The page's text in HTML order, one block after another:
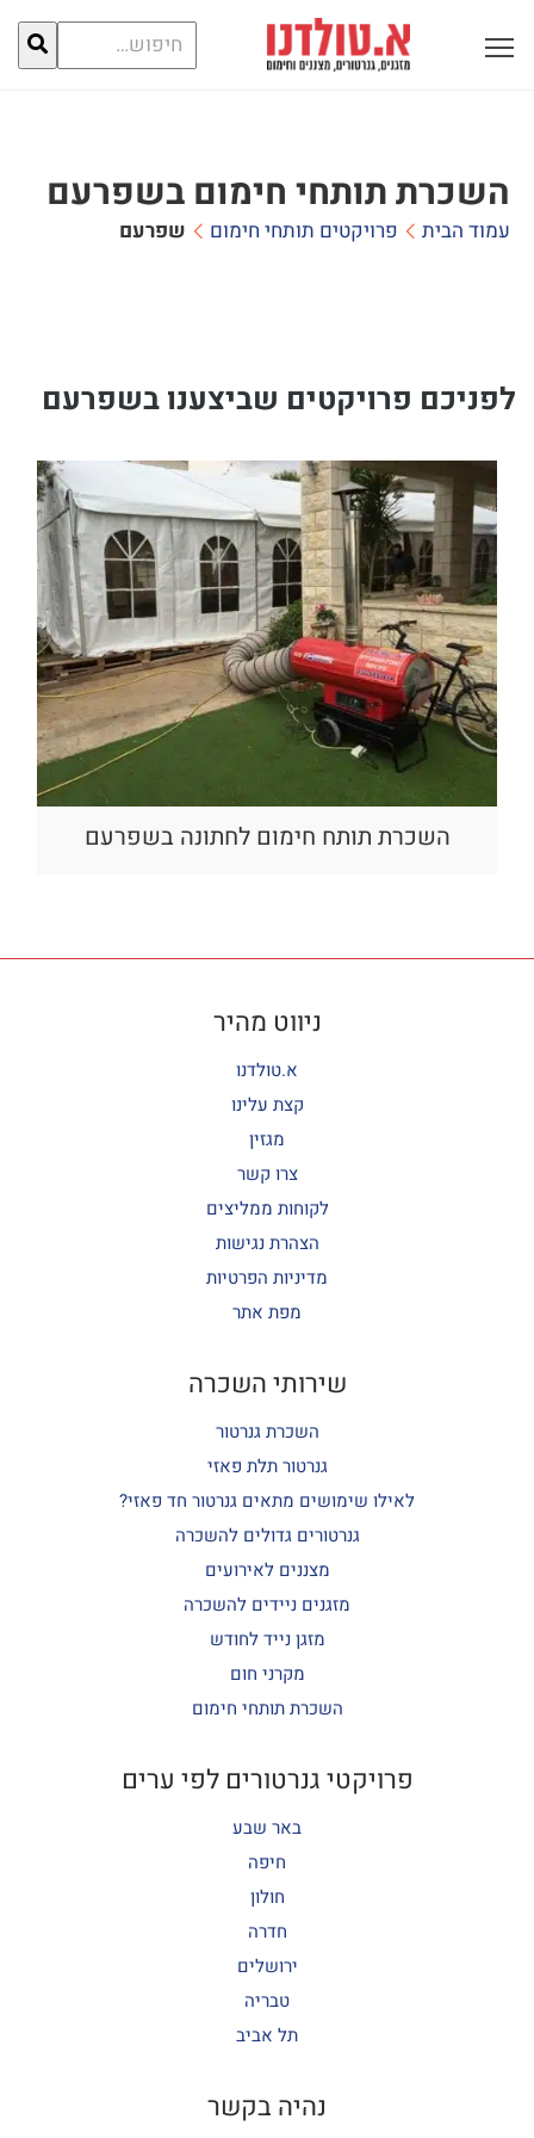
חיפוש
עבור:
פתח תפריט ראשי לתצוגה
השכרת תותחי חימום בשפרעם
עמוד הבית פרויקטים תותחי חימום שפרעם
לפניכם פרויקטים שביצענו בשפרעם
השכרת תותח חימום לחתונה בשפרעם
ניווט מהיר
א.טולדנו
קצת עלינו
מגזין
צרו קשר
לקוחות ממליצים
הצהרת נגישות
מדיניות הפרטיות
מפת אתר
שירותי השכרה
השכרת גנרטור
גנרטור תלת פאזי
לאילו שימושים מתאים גנרטור חד פאזי?
גנרטורים גדולים להשכרה
מצננים לאירועים
מזגנים ניידים להשכרה
מזגן נייד לחודש
מקרני חום
השכרת תותחי חימום
פרויקטי גנרטורים לפי ערים
באר שבע
חיפה
חולון
חדרה
ירושלים
טבריה
תל אביב
נהיה בקשר